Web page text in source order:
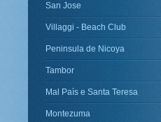
San Jose
Villaggi - Beach Club
Peninsula de Nicoya
Tambor
Mal Paìs e Santa Teresa
Montezuma